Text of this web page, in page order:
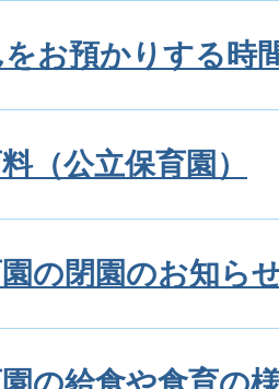
お預かりする時
（公立保育園）
の閉園のお知ら